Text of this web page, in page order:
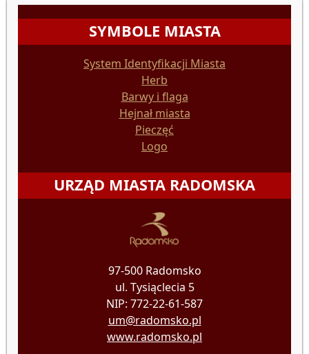
SYMBOLE MIASTA
System Identyfikacji Miasta
Herb
Barwy i flaga
Hejnał miasta
Pieczęć
Logo
URZĄD MIASTA RADOMSKA
97-500 Radomsko
ul. Tysiąclecia 5
NIP: 772-22-61-587
um@radomsko.pl
www.radomsko.pl